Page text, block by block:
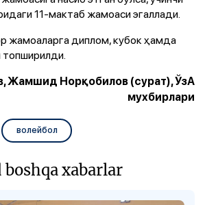
11-мактаб жамоаси эгаллади.
жамоаларга диплом, кубок ҳамда
топширилди.
Жамшид Норқобилов (сурат), ЎзА
мухбирлари
волейбол
xabarlar